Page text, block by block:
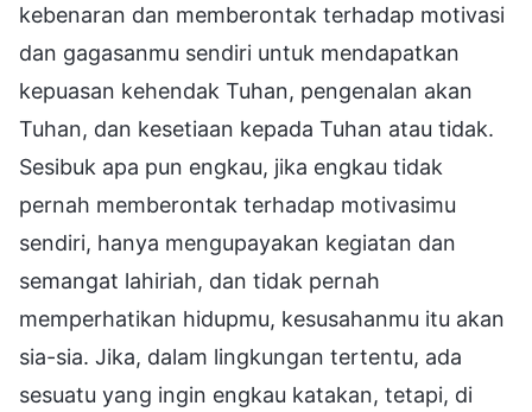
kebenaran dan memberontak terhadap motivasi
dan gagasanmu sendiri untuk mendapatkan
kepuasan kehendak Tuhan, pengenalan akan
Tuhan, dan kesetiaan kepada Tuhan atau tidak.
Sesibuk apa pun engkau, jika engkau tidak
pernah memberontak terhadap motivasimu
sendiri, hanya mengupayakan kegiatan dan
semangat lahiriah, dan tidak pernah
memperhatikan hidupmu, kesusahanmu itu akan
sia-sia. Jika, dalam lingkungan tertentu, ada
sesuatu yang ingin engkau katakan, tetapi, di